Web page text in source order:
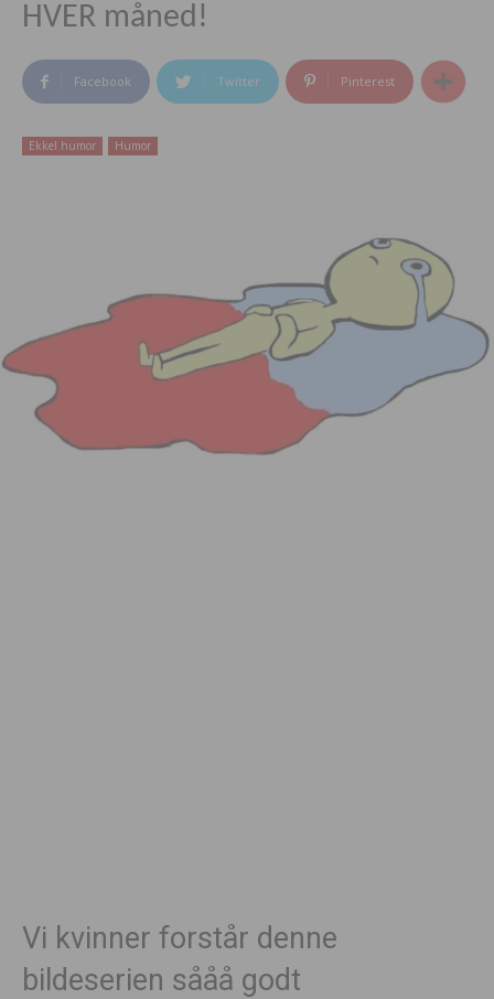
HVER måned!
Facebook Twitter Pinterest
Ekkel humor Humor
Vi kvinner forstår denne
bildeserien sååå godt